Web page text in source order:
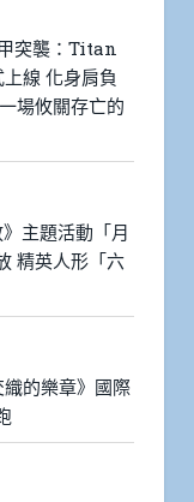
突襲：Titan
線 化身肩負
場攸關存亡的
》主題活動「月
精英人形「六
織的樂章》國際